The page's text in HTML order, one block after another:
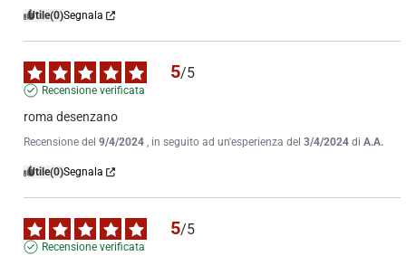
Utile(0)Segnala
5/5
Recensione verificata
roma desenzano
Recensione del 9/4/2024 , in seguito ad un'esperienza del 3/4/2024 di A.A.
Utile(0)Segnala
5/5
Recensione verificata